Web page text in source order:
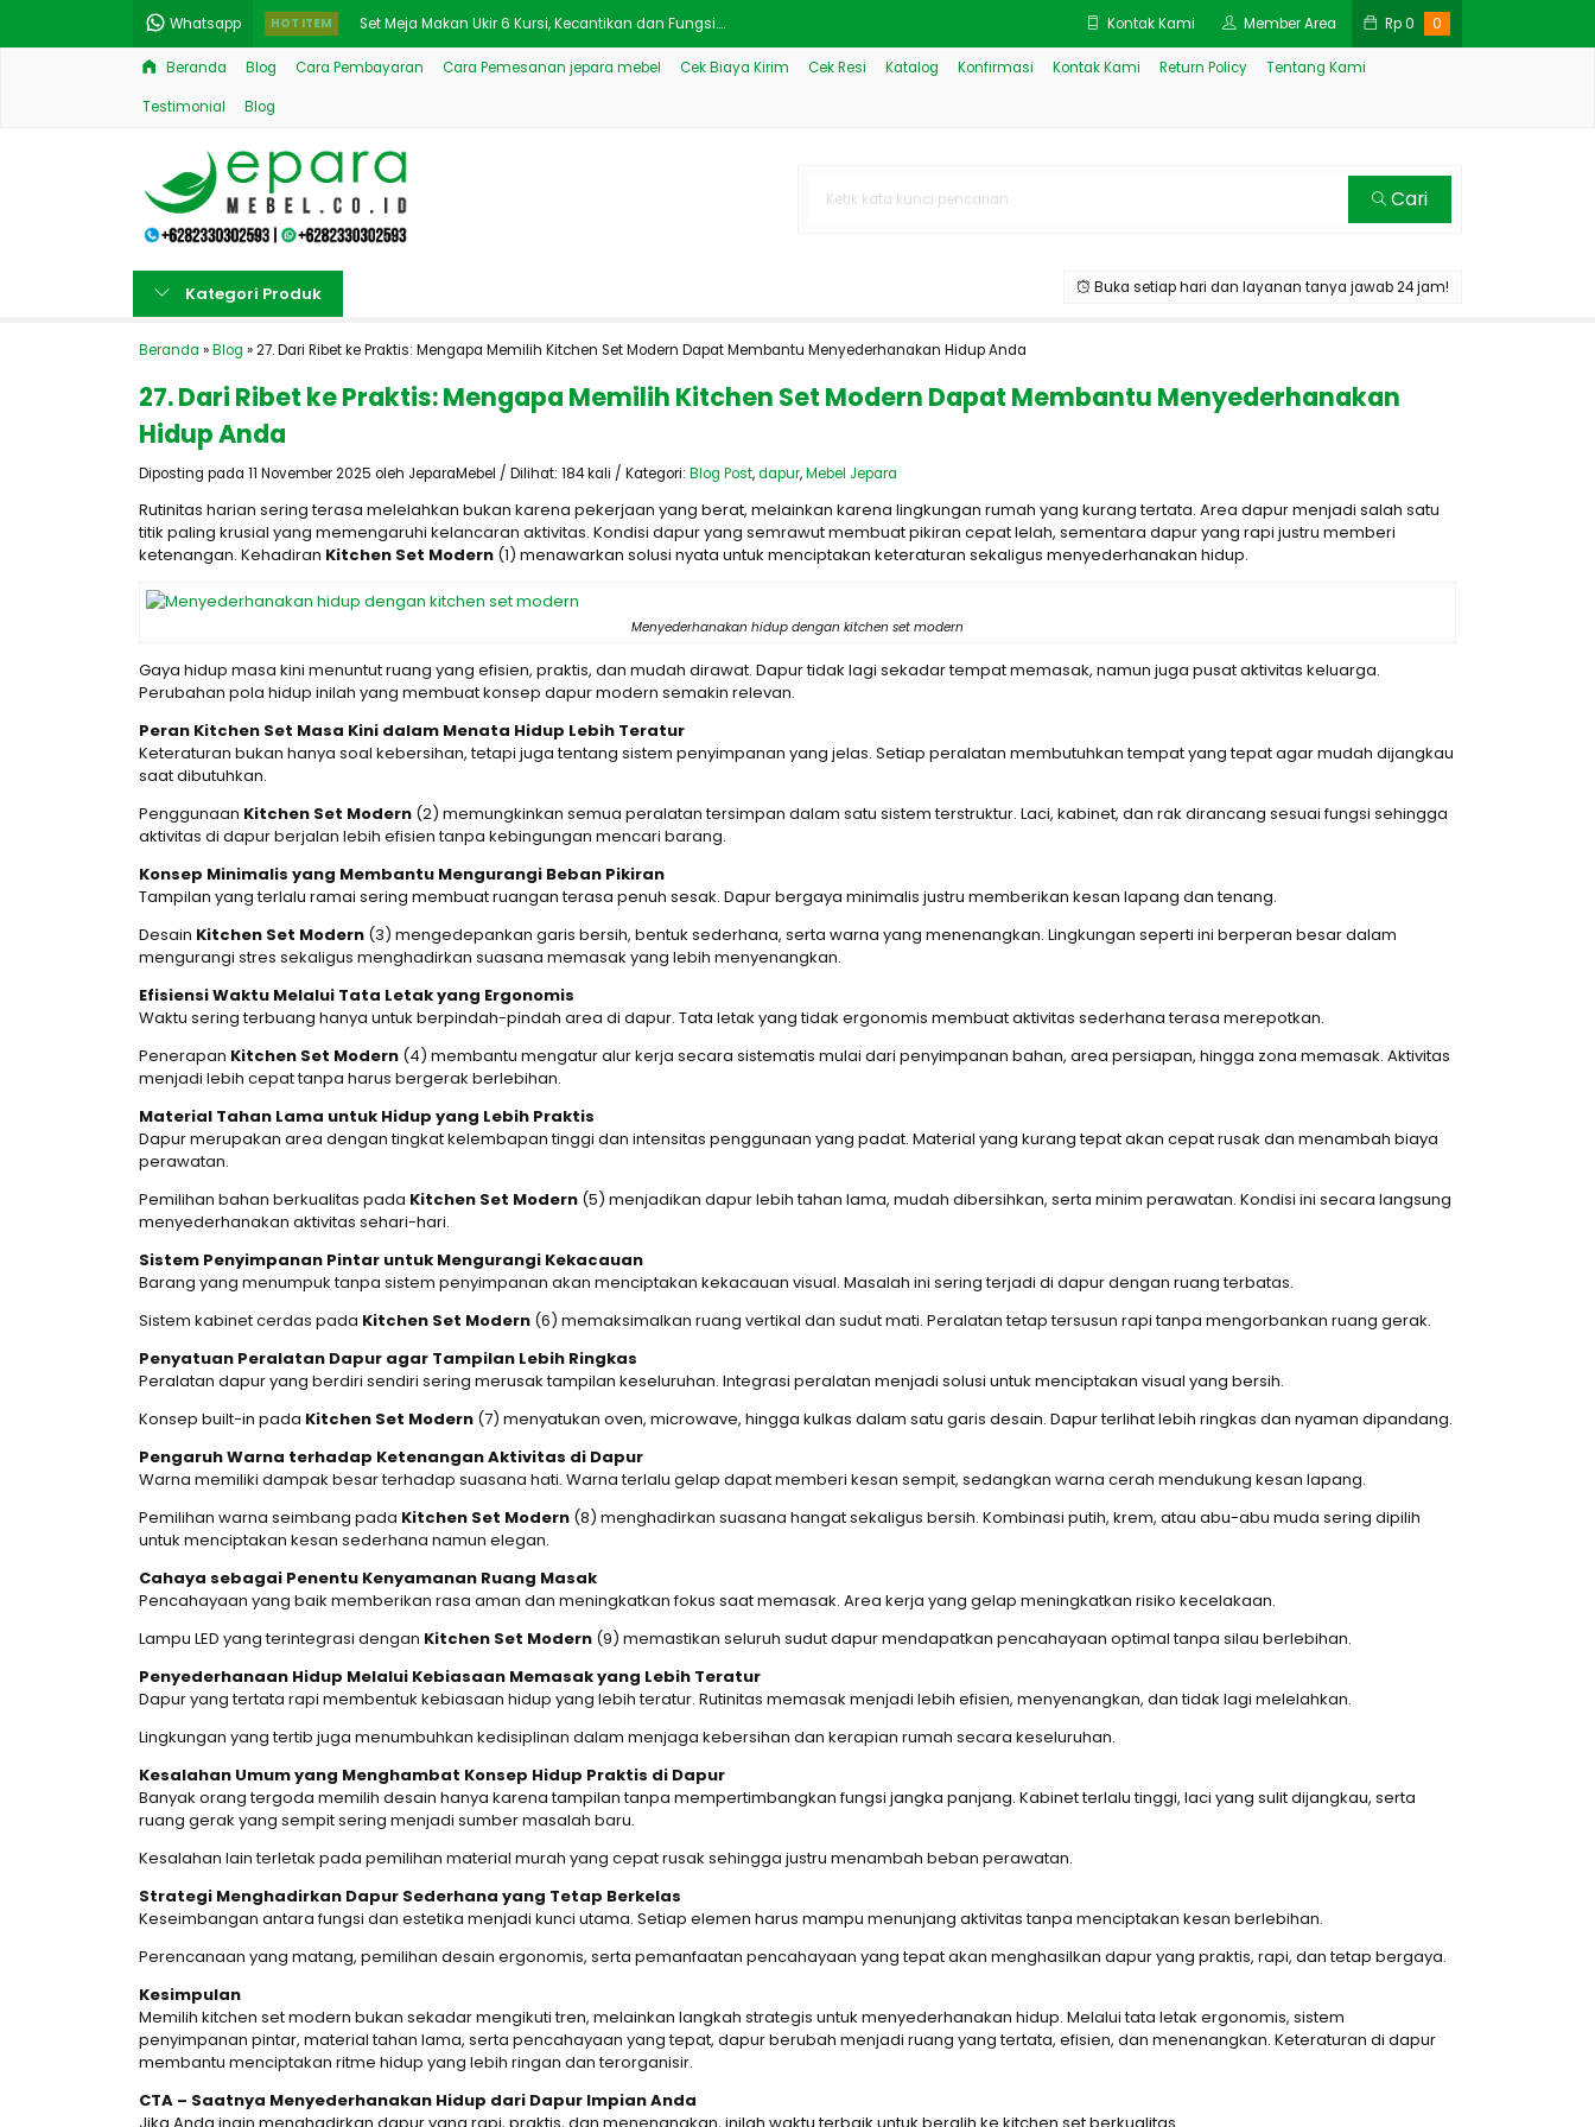
Whatsapp HOT ITEM Set Meja Makan Ukir 6 Kursi, Kecantikan dan Fungsi....
Meja Makan Kayu Jati British Royal....
Best Lemari Hias Duco Putih Klasik Mewah JM-2815....
Model Kusen Pintu Klasik Mewah Kombinasi Putih Gol....
Set Sofa Tamu Desain Klasik Mewah Ukiran JM-3319....
Kontak Kami Member Area Rp0 0
Beranda Blog Cara Pembayaran Cara Pemesanan jepara mebel Cek Biaya Kirim Cek Resi Katalog Konfirmasi Kontak Kami Return Policy Tentang Kami
Testimonial Blog
Cari
Kategori Produk Buka setiap hari dan layanan tanya jawab 24 jam!
Beranda »Blog »27. Dari Ribet ke Praktis: Mengapa Memilih Kitchen Set Modern Dapat Membantu Menyederhanakan Hidup Anda
27. Dari Ribet ke Praktis: Mengapa Memilih Kitchen Set Modern Dapat Membantu Menyederhanakan
Hidup Anda
Diposting pada 11 November 2025 oleh JeparaMebel / Dilihat: 184 kali / Kategori: Blog Post,dapur,Mebel Jepara
Rutinitas harian sering terasa melelahkan bukan karena pekerjaan yang berat, melainkan karena lingkungan rumah yang kurang tertata. Area dapur menjadi salah satu
titik paling krusial yang memengaruhi kelancaran aktivitas. Kondisi dapur yang semrawut membuat pikiran cepat lelah, sementara dapur yang rapi justru memberi
ketenangan. Kehadiran Kitchen Set Modern (1) menawarkan solusi nyata untuk menciptakan keteraturan sekaligus menyederhanakan hidup.
Menyederhanakan hidup dengan kitchen set modern
Gaya hidup masa kini menuntut ruang yang efisien, praktis, dan mudah dirawat. Dapur tidak lagi sekadar tempat memasak, namun juga pusat aktivitas keluarga.
Perubahan pola hidup inilah yang membuat konsep dapur modern semakin relevan.
Peran Kitchen Set Masa Kini dalam Menata Hidup Lebih Teratur
Keteraturan bukan hanya soal kebersihan, tetapi juga tentang sistem penyimpanan yang jelas. Setiap peralatan membutuhkan tempat yang tepat agar mudah dijangkau
saat dibutuhkan.
Penggunaan Kitchen Set Modern (2) memungkinkan semua peralatan tersimpan dalam satu sistem terstruktur. Laci, kabinet, dan rak dirancang sesuai fungsi sehingga
aktivitas di dapur berjalan lebih efisien tanpa kebingungan mencari barang.
Konsep Minimalis yang Membantu Mengurangi Beban Pikiran
Tampilan yang terlalu ramai sering membuat ruangan terasa penuh sesak. Dapur bergaya minimalis justru memberikan kesan lapang dan tenang.
Desain Kitchen Set Modern (3) mengedepankan garis bersih, bentuk sederhana, serta warna yang menenangkan. Lingkungan seperti ini berperan besar dalam
mengurangi stres sekaligus menghadirkan suasana memasak yang lebih menyenangkan.
Efisiensi Waktu Melalui Tata Letak yang Ergonomis
Waktu sering terbuang hanya untuk berpindah-pindah area di dapur. Tata letak yang tidak ergonomis membuat aktivitas sederhana terasa merepotkan.
Penerapan Kitchen Set Modern (4) membantu mengatur alur kerja secara sistematis mulai dari penyimpanan bahan, area persiapan, hingga zona memasak. Aktivitas
menjadi lebih cepat tanpa harus bergerak berlebihan.
Material Tahan Lama untuk Hidup yang Lebih Praktis
Dapur merupakan area dengan tingkat kelembapan tinggi dan intensitas penggunaan yang padat. Material yang kurang tepat akan cepat rusak dan menambah biaya
perawatan.
Pemilihan bahan berkualitas pada Kitchen Set Modern (5) menjadikan dapur lebih tahan lama, mudah dibersihkan, serta minim perawatan. Kondisi ini secara langsung
menyederhanakan aktivitas sehari-hari.
Sistem Penyimpanan Pintar untuk Mengurangi Kekacauan
Barang yang menumpuk tanpa sistem penyimpanan akan menciptakan kekacauan visual. Masalah ini sering terjadi di dapur dengan ruang terbatas.
Sistem kabinet cerdas pada Kitchen Set Modern (6) memaksimalkan ruang vertikal dan sudut mati. Peralatan tetap tersusun rapi tanpa mengorbankan ruang gerak.
Penyatuan Peralatan Dapur agar Tampilan Lebih Ringkas
Peralatan dapur yang berdiri sendiri sering merusak tampilan keseluruhan. Integrasi peralatan menjadi solusi untuk menciptakan visual yang bersih.
Konsep built-in pada Kitchen Set Modern (7) menyatukan oven, microwave, hingga kulkas dalam satu garis desain. Dapur terlihat lebih ringkas dan nyaman dipandang.
Pengaruh Warna terhadap Ketenangan Aktivitas di Dapur
Warna memiliki dampak besar terhadap suasana hati. Warna terlalu gelap dapat memberi kesan sempit, sedangkan warna cerah mendukung kesan lapang.
Pemilihan warna seimbang pada Kitchen Set Modern (8) menghadirkan suasana hangat sekaligus bersih. Kombinasi putih, krem, atau abu-abu muda sering dipilih
untuk menciptakan kesan sederhana namun elegan.
Cahaya sebagai Penentu Kenyamanan Ruang Masak
Pencahayaan yang baik memberikan rasa aman dan meningkatkan fokus saat memasak. Area kerja yang gelap meningkatkan risiko kecelakaan.
Lampu LED yang terintegrasi dengan Kitchen Set Modern (9) memastikan seluruh sudut dapur mendapatkan pencahayaan optimal tanpa silau berlebihan.
Penyederhanaan Hidup Melalui Kebiasaan Memasak yang Lebih Teratur
Dapur yang tertata rapi membentuk kebiasaan hidup yang lebih teratur. Rutinitas memasak menjadi lebih efisien, menyenangkan, dan tidak lagi melelahkan.
Lingkungan yang tertib juga menumbuhkan kedisiplinan dalam menjaga kebersihan dan kerapian rumah secara keseluruhan.
Kesalahan Umum yang Menghambat Konsep Hidup Praktis di Dapur
Banyak orang tergoda memilih desain hanya karena tampilan tanpa mempertimbangkan fungsi jangka panjang. Kabinet terlalu tinggi, laci yang sulit dijangkau, serta
ruang gerak yang sempit sering menjadi sumber masalah baru.
Kesalahan lain terletak pada pemilihan material murah yang cepat rusak sehingga justru menambah beban perawatan.
Strategi Menghadirkan Dapur Sederhana yang Tetap Berkelas
Keseimbangan antara fungsi dan estetika menjadi kunci utama. Setiap elemen harus mampu menunjang aktivitas tanpa menciptakan kesan berlebihan.
Perencanaan yang matang, pemilihan desain ergonomis, serta pemanfaatan pencahayaan yang tepat akan menghasilkan dapur yang praktis, rapi, dan tetap bergaya.
Kesimpulan
Memilih kitchen set modern bukan sekadar mengikuti tren, melainkan langkah strategis untuk menyederhanakan hidup. Melalui tata letak ergonomis, sistem
penyimpanan pintar, material tahan lama, serta pencahayaan yang tepat, dapur berubah menjadi ruang yang tertata, efisien, dan menenangkan. Keteraturan di dapur
membantu menciptakan ritme hidup yang lebih ringan dan terorganisir.
CTA – Saatnya Menyederhanakan Hidup dari Dapur Impian Anda